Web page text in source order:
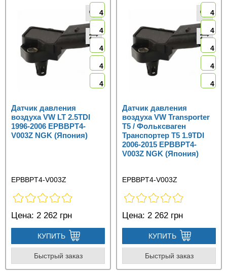
4
4
4
4
4
Датчик давления
воздуха VW LT 2.5TDI
1996-2006 EPBBPT4-
V003Z NGK (Япония)
EPBBPT4-V003Z
Цена: 2 262 грн
КУПИТЬ
Быстрый заказ
4
4
4
4
4
Датчик давления
воздуха VW Transporter
T5 / Фольксваген
Транспортер Т5 1.9TDI
2006-2015 EPBBPT4-
V003Z NGK (Япония)
EPBBPT4-V003Z
Цена: 2 262 грн
КУПИТЬ
Быстрый заказ